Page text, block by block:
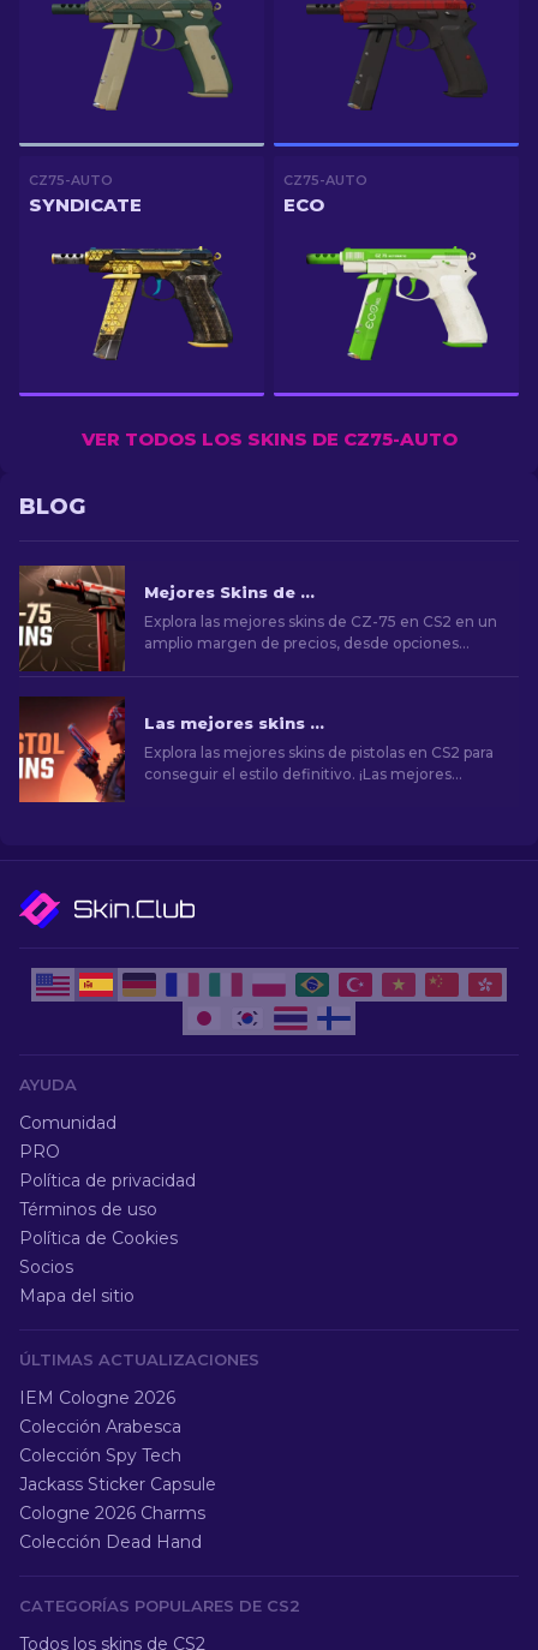
CZ75-AUTO
SYNDICATE
CZ75-AUTO
ECO
VER TODOS LOS SKINS DE CZ75-AUTO
BLOG
Mejores Skins de CZ-75 en CS2, de baratas a más costosas
Explora las mejores skins de CZ-75 en CS2 en un
amplio margen de precios, desde opciones
Las mejores skins de pistolas en CS2 [2026]
Explora las mejores skins de pistolas en CS2 para
conseguir el estilo definitivo. ¡Las mejores
AYUDA
Comunidad
PRO
Política de privacidad
Términos de uso
Política de Cookies
Socios
Mapa del sitio
ÚLTIMAS ACTUALIZACIONES
IEM Cologne 2026
Colección Arabesca
Colección Spy Tech
Jackass Sticker Capsule
Cologne 2026 Charms
Colección Dead Hand
CATEGORÍAS POPULARES DE CS2
Todos los skins de CS2